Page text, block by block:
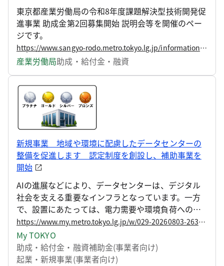
東京都産業労働局の令和8年度課題解決型技術開発促
進事業 助成金第2回募集開始 説明会等を開催のペー
ジです。
https://www.sangyo-rodo.metro.tokyo.lg.jp/information/press/2026/08/2026080402
産業労働局助成・給付金・融資
新規事業 地域や環境に配慮したデータセンターの
整備を促進します 認定制度を創設し、補助事業を
開始
AIの進展などにより、データセンターは、デジタル
社会を支える重要なインフラとなっています。一方
で、設置にあたっては、電力需要や環境負荷への対
応に加え、地域との共生が求められています。 この
ため、東京都は、地域や環境に配慮したデータセン
ターの整備を促進するため、施設のエネルギー効
率、再生可能エネルギーの利用状況、地域への還元
https://www.my.metro.tokyo.lg.jp/w/029-20260803-263576724
My TOKYO
助成・給付金・融資補助金(事業者向け)
起業・新規事業(事業者向け)